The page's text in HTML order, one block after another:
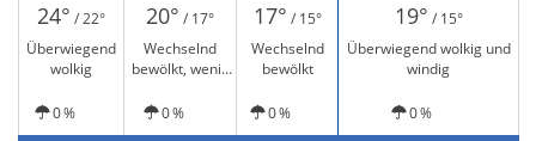
24° / 22° 20° / 17° 17° / 15° 19° / 15°
Überwiegend
wolkig
Wechselnd
bewölkt, wenig
Wechselnd
bewölkt
Überwiegend wolkig und
windig
0 % 0 % 0 % 0 %